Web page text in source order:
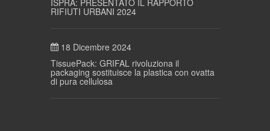
RIFIUTI URBANI 2024
18 Dicembre 2024
TissuePack: GRIFAL rivoluziona il
packaging sostituisce la plastica con ovatta
di pura cellulosa